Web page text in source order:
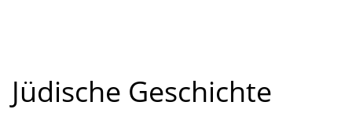
Jüdische Geschichte